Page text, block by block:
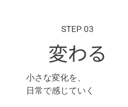
STEP 03
変わる
小さな変化を、
日常で感じていく